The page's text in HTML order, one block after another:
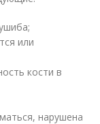
или
кости в
нарушена